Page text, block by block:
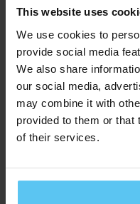
This website uses
We use cookies to
provide social media
We also share
our social media,
may combine it with
provided to them or that
of their services.
Bestseller